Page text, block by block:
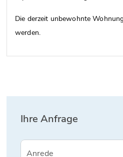
Die derzeit unbewohnte
werden.
Ihre Anfrage